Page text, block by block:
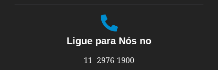
Ligue para Nós no
11- 2976-1900